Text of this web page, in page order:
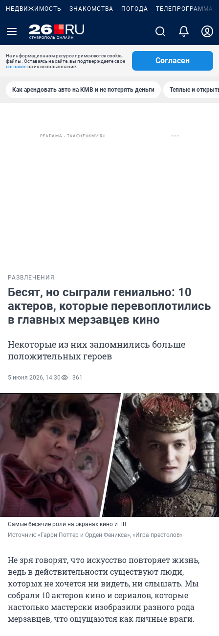
НЕДВИЖИМОСТЬ ЗНАКОМСТВА ПОГОДА ТЕЛЕПРОГРАММА
На информационном ресурсе применяются cookie-
файлы. Оставаясь на сайте, вы подтверждаете свое
согласиена их использование.
Согласен
Как арендовать авто на КМВ и не потерять деньги Теплые и
РЕКЛАМА • TKACHEVKMV.RU
РАЗВЛЕЧЕНИЯ
Бесят, но сыграли гениально: 10
актеров, которые перевоплотились
в главных мерзавцев кино
Некоторые из них запомнились больше
положительных героев
5 июня 2026, 14:30 361
Самые бесячие роли на экранах кино и ТВ
Источник: «Гарри Поттер и Орден Феникса», «Игра престолов»
Не зря говорят, что искусство повторяет жизнь,
ведь в действительности существуют люди,
которых не хочется ни видеть, ни слышать. Мы
собрали 10 актеров кино и сериалов, которые
настолько мастерски изобразили разного рода
мерзавцев, что ощущаются как личные враги.